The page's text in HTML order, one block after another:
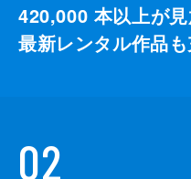
420,000 本以上が見
最新レンタル作品も
02